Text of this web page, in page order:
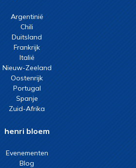
Argentinië
Chili
Duitsland
Frankrijk
Italië
Nieuw-Zeeland
Oostenrijk
Portugal
Spanje
Zuid-Afrika
henri bloem
Evenementen
Blog